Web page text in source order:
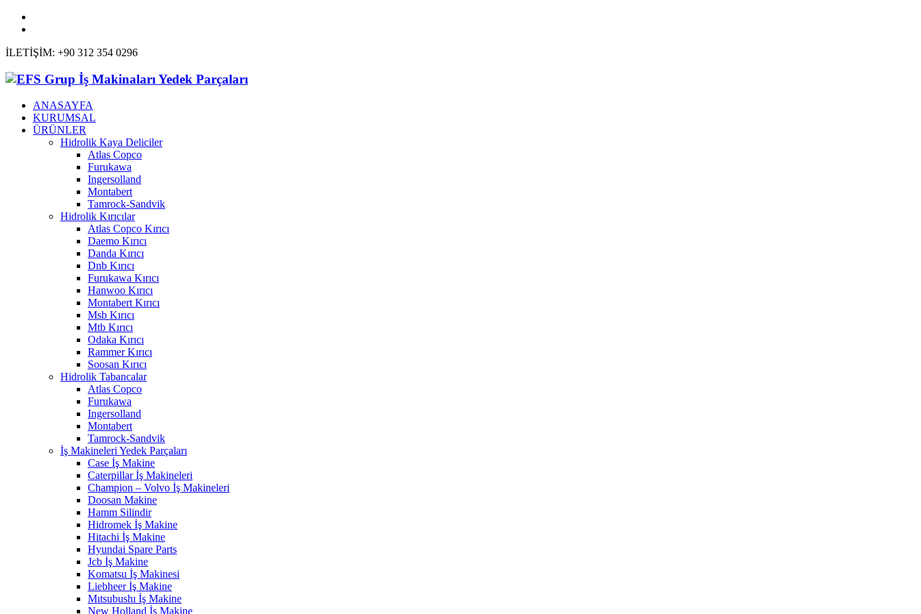
İLETİŞİM: +90 312 354 0296
ANASAYFA
KURUMSAL
ÜRÜNLER
Hidrolik Kaya Deliciler
Atlas Copco
Furukawa
Ingersolland
Montabert
Tamrock-Sandvik
Hidrolik Kırıcılar
Atlas Copco Kırıcı
Daemo Kırıcı
Danda Kırıcı
Dnb Kırıcı
Furukawa Kırıcı
Hanwoo Kırıcı
Montabert Kırıcı
Msb Kırıcı
Mtb Kırıcı
Odaka Kırıcı
Rammer Kırıcı
Soosan Kırıcı
Hidrolik Tabancalar
Atlas Copco
Furukawa
Ingersolland
Montabert
Tamrock-Sandvik
İş Makineleri Yedek Parçaları
Case İş Makine
Caterpillar İş Makineleri
Champion – Volvo İş Makineleri
Doosan Makine
Hamm Silindir
Hidromek İş Makine
Hitachi İş Makine
Hyundai Spare Parts
Jcb İş Makine
Komatsu İş Makinesi
Liebheer İş Makine
Mıtsubushı İş Makine
New Holland İş Makine